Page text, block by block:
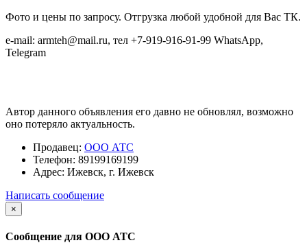
Фото и цены по запросу. Отгрузка любой удобной для Вас ТК.
e-mail: armteh@mail.ru, тел +7-919-916-91-99 WhatsApp,
Telegram
Автор данного объявления его давно не обновлял, возможно
оно потеряло актуальность.
Продавец: ООО АТС
Телефон: 89199169199
Адрес: Ижевск, г. Ижевск
Написать сообщение
×
Сообщение для ООО АТС